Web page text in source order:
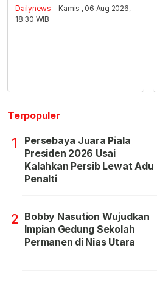
Dailynews - Kamis , 06 Aug 2026,
18:30 WIB
Terpopuler
1
Persebaya Juara Piala
Presiden 2026 Usai
Kalahkan Persib Lewat Adu
Penalti
2 Bobby Nasution Wujudkan
Impian Gedung Sekolah
Permanen di Nias Utara